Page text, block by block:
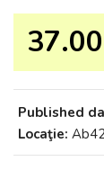
Published
Locaţie: